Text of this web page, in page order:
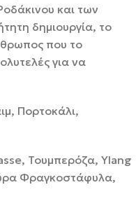
και των
δημιουργία, το
που το
για να
Πορτοκάλι,
Τουμπερόζα, Ylang
Φραγκοστάφυλα,